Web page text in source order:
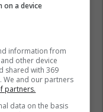
tha që edhe
ka qenë në
rast
on a device
information from
other device
shared with 369
We and our partners
partners.
data on the basis